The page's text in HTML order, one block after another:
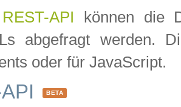
REST-API können die
abgefragt werden.
oder für JavaScript.
BETA